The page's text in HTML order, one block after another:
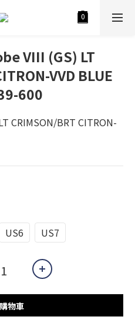
VIII (GS) LT
VVD BLUE
600
CRIMSON/BRT CITRON-
US6 US7
物車